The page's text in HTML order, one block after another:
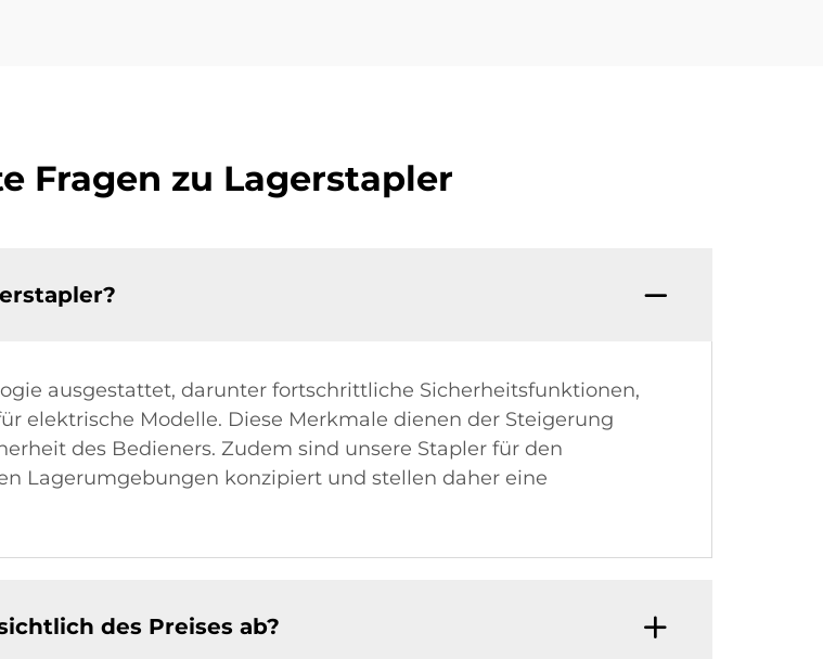
Fragen zu Lagerstapler
ausgestattet, darunter fortschrittliche Sicherheitsfunktionen,
elektrische Modelle. Diese Merkmale dienen der Steigerung
des Bedieners. Zudem sind unsere Stapler für den
Lagerumgebungen konzipiert und stellen daher eine
des Preises ab?